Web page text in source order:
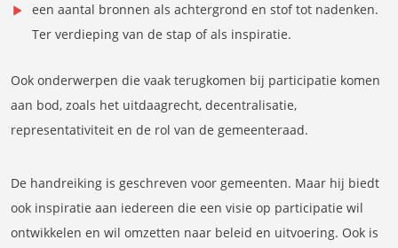
een aantal bronnen als achtergrond en stof tot nadenken.
Ter verdieping van de stap of als inspiratie.
Ook onderwerpen die vaak terugkomen bij participatie komen
aan bod, zoals het uitdaagrecht, decentralisatie,
representativiteit en de rol van de gemeenteraad.
De handreiking is geschreven voor gemeenten. Maar hij biedt
ook inspiratie aan iedereen die een visie op participatie wil
ontwikkelen en wil omzetten naar beleid en uitvoering. Ook is